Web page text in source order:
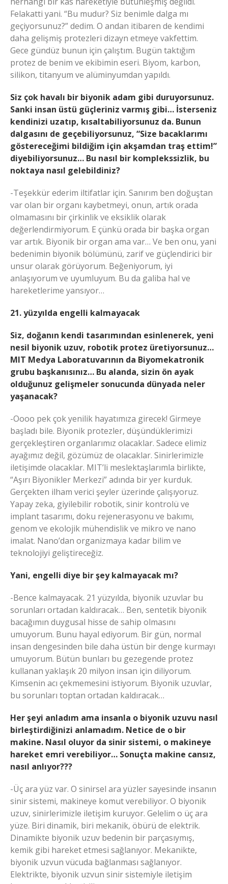
Felakatti yani. “Bu mudur? Siz benimle dalga mı
geçiyorsunuz?” dedim. O andan itibaren de kendimi
daha gelişmiş protezleri dizayn etmeye vakfettim.
Gece gündüz bunun için çalıştım. Bugün taktığım
protez de benim ve ekibimin eseri. Biyom, karbon,
silikon, titanyum ve alüminyumdan yapıldı.
Siz çok havalı bir biyonik adam gibi duruyorsunuz.
Sanki insan üstü güçleriniz varmış gibi… İsterseniz
kendinizi uzatıp, kısaltabiliyorsunuz da. Bunun
dalgasını de geçebiliyorsunuz, “Size bacaklarımı
göstereceğimi bildiğim için akşamdan traş ettim!”
diyebiliyorsunuz… Bu nasıl bir komplekssizlik, bu
noktaya nasıl gelebildiniz?
-Teşekkür ederim iltifatlar için. Sanırım ben doğuştan
var olan bir organı kaybetmeyi, onun, artık orada
olmamasını bir çirkinlik ve eksiklik olarak
değerlendirmiyorum. E çünkü orada bir başka organ
var artık. Biyonik bir organ ama var… Ve ben onu, yani
bedenimin biyonik bölümünü, zarif ve güçlendirici bir
unsur olarak görüyorum. Beğeniyorum, iyi
anlaşıyorum ve uyumluyum. Bu da galiba hal ve
hareketlerime yansıyor…
21. yüzyılda engelli kalmayacak
Siz, doğanın kendi tasarımından esinlenerek, yeni
nesil biyonik uzuv, robotik protez üretiyorsunuz…
MIT Medya Laboratuvarının da Biyomekatronik
grubu başkanısınız… Bu alanda, sizin ön ayak
olduğunuz gelişmeler sonucunda dünyada neler
yaşanacak?
-Oooo pek çok yenilik hayatımıza girecek! Girmeye
başladı bile. Biyonik protezler, düşündüklerimizi
gerçekleştiren organlarımız olacaklar. Sadece elimiz
ayağımız değil, gözümüz de olacaklar. Sinirlerimizle
iletişimde olacaklar. MIT’li meslektaşlarımla birlikte,
“Aşırı Biyonikler Merkezi” adında bir yer kurduk.
Gerçekten ilham verici şeyler üzerinde çalışıyoruz.
Yapay zeka, giyilebilir robotik, sinir kontrolü ve
implant tasarımı, doku rejenerasyonu ve bakımı,
genom ve ekolojik mühendislik ve mikro ve nano
imalat. Nano’dan organizmaya kadar bilim ve
teknolojiyi geliştireceğiz.
Yani, engelli diye bir şey kalmayacak mı?
-Bence kalmayacak. 21 yüzyılda, biyonik uzuvlar bu
sorunları ortadan kaldıracak… Ben, sentetik biyonik
bacağımın duygusal hisse de sahip olmasını
umuyorum. Bunu hayal ediyorum. Bir gün, normal
insan dengesinden bile daha üstün bir denge kurmayı
umuyorum. Bütün bunları bu gezegende protez
kullanan yaklaşık 20 milyon insan için diliyorum.
Kimsenin acı çekmemesini istiyorum. Biyonik uzuvlar,
bu sorunları toptan ortadan kaldıracak…
Her şeyi anladım ama insanla o biyonik uzuvu nasıl
birleştirdiğinizi anlamadım. Netice de o bir
makine. Nasıl oluyor da sinir sistemi, o makineye
hareket emri verebiliyor… Sonuçta makine cansız,
nasıl anlıyor???
-Üç ara yüz var. O sinirsel ara yüzler sayesinde insanın
sinir sistemi, makineye komut verebiliyor. O biyonik
uzuv, sinirlerimizle iletişim kuruyor. Gelelim o üç ara
yüze. Biri dinamik, biri mekanik, öbürü de elektrik.
Dinamikte biyonik uzuv bedenin bir parçasıymış,
kemik gibi hareket etmesi sağlanıyor. Mekanikte,
biyonik uzvun vücuda bağlanması sağlanıyor.
Elektrikte, biyonik uzvun sinir sistemiyle iletişim